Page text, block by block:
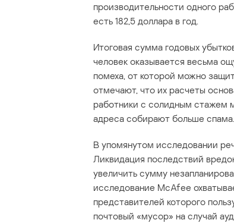
производительности одного
есть 182,5 доллара в год.
Итоговая сумма годовых
человек оказывается весьма
помеха, от которой можно
отмечают, что их расчеты
работники с солидным стажем
адреса собирают больше спама.
В упомянутом исследовании
Ликвидация последствий
увеличить сумму
исследование McAfee
представителей которого
почтовый «мусор» на случай